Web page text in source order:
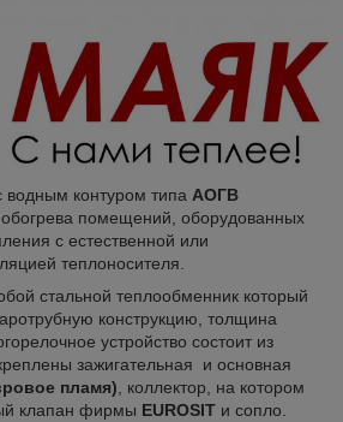
контуром типа АОГВ
помещений, оборудованных
с естественной или
теплоносителя.
стальной теплообменник который
конструкцию, толщина
устройство состоит из
зажигательная и основная
пламя) , коллектор, на котором
клапан фирмы EUROSIT и сопло.